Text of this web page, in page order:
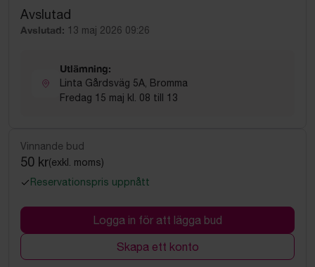
Avslutad
Avslutad: 13 maj 2026 09:26
Utlämning:
Linta Gårdsväg 5A, Bromma
Fredag 15 maj kl. 08 till 13
Vinnande bud
50 kr(exkl. moms)
Reservationspris uppnått
Logga in för att lägga bud
Skapa ett konto